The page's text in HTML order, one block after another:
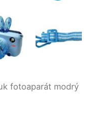
fotoaparát modrý